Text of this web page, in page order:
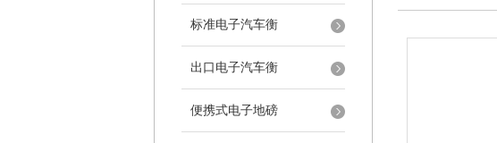
标准电子汽车衡
出口电子汽车衡
便携式电子地磅